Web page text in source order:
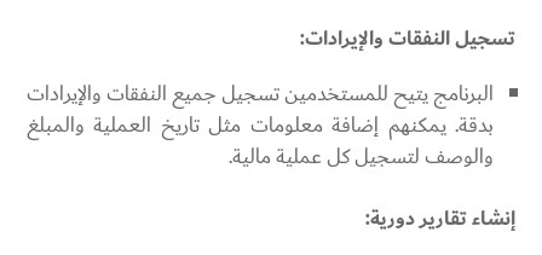
تسجيل النفقات والإيرادات:
البرنامج يتيح للمستخدمين تسجيل جميع النفقات والإيرادات
بدقة. يمكنهم إضافة معلومات مثل تاريخ العملية والمبلغ
والوصف لتسجيل كل عملية مالية.
إنشاء تقارير دورية: